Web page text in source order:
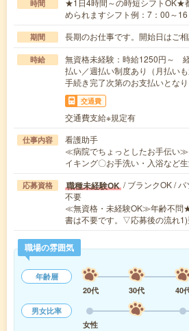
時間
★1日4時間～の時短シフトOK★
められますシフト例：7：00～
期間 長期のお仕事です。開始日は
時給
無資格未経験：時給1250円～
払い／週払い制度あり（月払い
手続き完了次第のお支払いとなり
交通費
交通費支給※規定有
仕事内容
看護助手
≪病院でちょっとしたお手伝い
イキング〇お手洗い・入浴など
応募資格 職種未経験OK / ブランクOK /
不要
≪無資格・未経験OK≫年齢不問
書は不要です。▽応募後の流れ
職場の雰囲気
年齢層
20代
30代 40
男女比率
女性